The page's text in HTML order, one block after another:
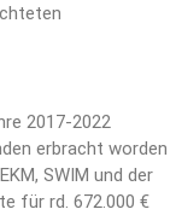
2017-2022
erbracht worden
SWIM und der
für rd. 672.000 €